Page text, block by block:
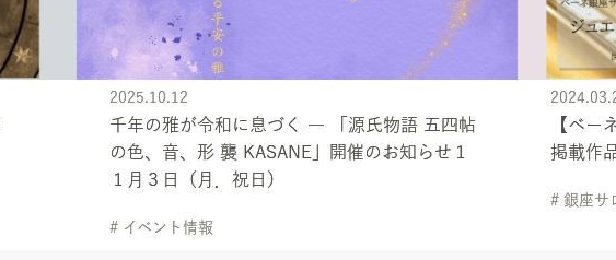
2025.10.12
千年の雅が令和に息づく ― 「源氏物語 五四帖
の色、音、形 襲 KASANE」開催のお知らせ１
１月３日（月．祝日）
# イベント情報
【ベ
掲載作
# 銀座サ